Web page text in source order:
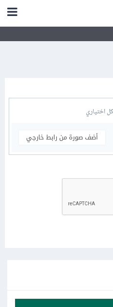
اختياري
أضف صورة من رابط خارجي